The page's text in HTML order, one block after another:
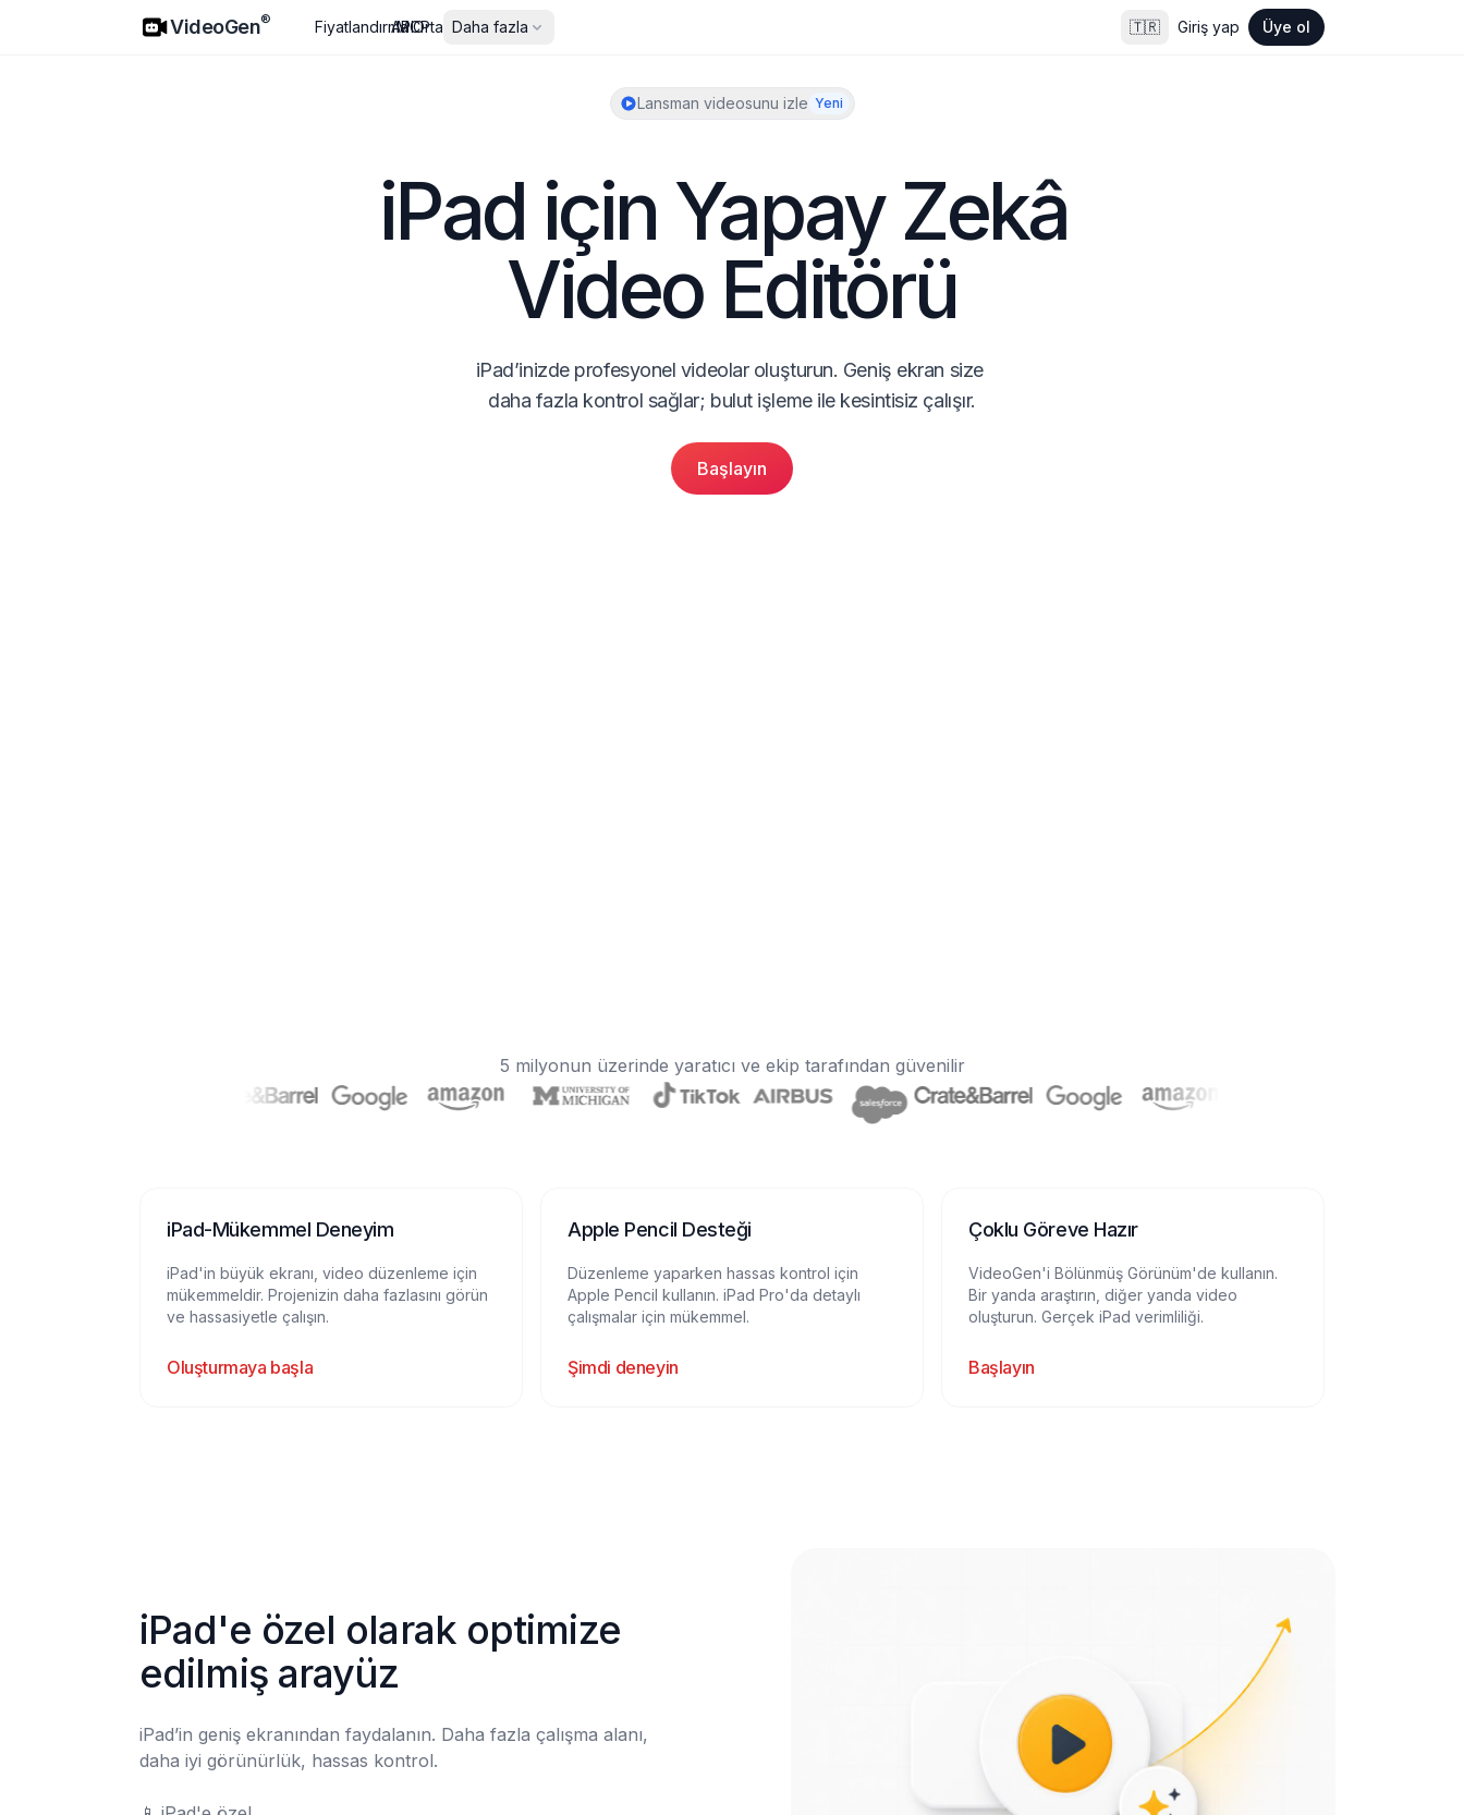
VideoGen
VideoGen® Fiyatlandırma
API
MCPOrtaklarDaha fazla 🇹🇷 Giriş yap Üye ol
Lansman videosunu izle Yeni
iPad için Yapay Zekâ
Video Editörü
iPad’inizde profesyonel videolar oluşturun. Geniş ekran size
daha fazla kontrol sağlar; bulut işleme ile kesintisiz çalışır.
Başlayın
5 milyonun üzerinde yaratıcı ve ekip tarafından güvenilir
iPad-Mükemmel Deneyim
iPad'in büyük ekranı, video düzenleme için
mükemmeldir. Projenizin daha fazlasını görün
ve hassasiyetle çalışın.
Oluşturmaya başla
Apple Pencil Desteği
Düzenleme yaparken hassas kontrol için
Apple Pencil kullanın. iPad Pro'da detaylı
çalışmalar için mükemmel.
Şimdi deneyin
Çoklu Göreve Hazır
VideoGen'i Bölünmüş Görünüm'de kullanın.
Bir yanda araştırın, diğer yanda video
oluşturun. Gerçek iPad verimliliği.
Başlayın
iPad'e özel olarak optimize
edilmiş arayüz
iPad’in geniş ekranından faydalanın. Daha fazla çalışma alanı,
daha iyi görünürlük, hassas kontrol.